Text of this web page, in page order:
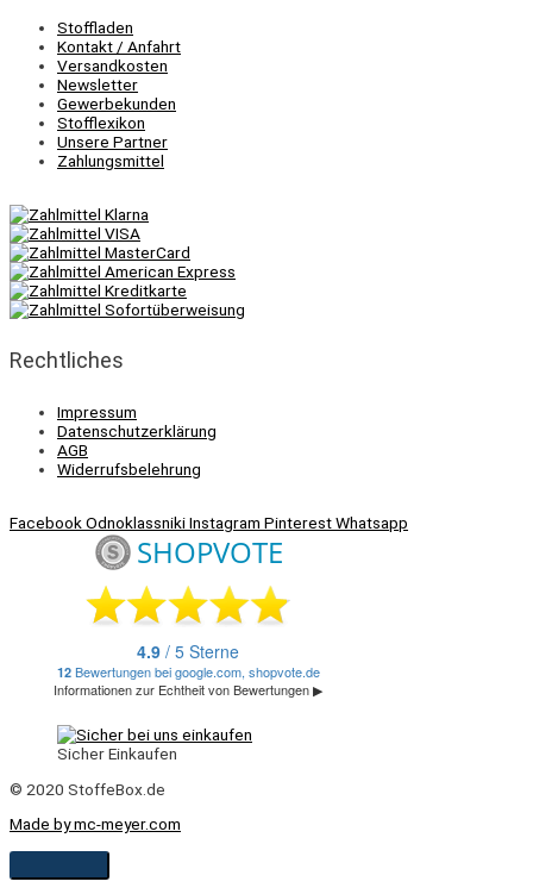
Stoffladen
Kontakt / Anfahrt
Versandkosten
Newsletter
Gewerbekunden
Stofflexikon
Unsere Partner
Zahlungsmittel
Rechtliches
Impressum
Datenschutzerklärung
AGB
Widerrufsbelehrung
FacebookOdnoklassnikiInstagram PinterestWhatsapp
Sicher Einkaufen
© 2020 StoffeBox.de
Made by mc-meyer.com